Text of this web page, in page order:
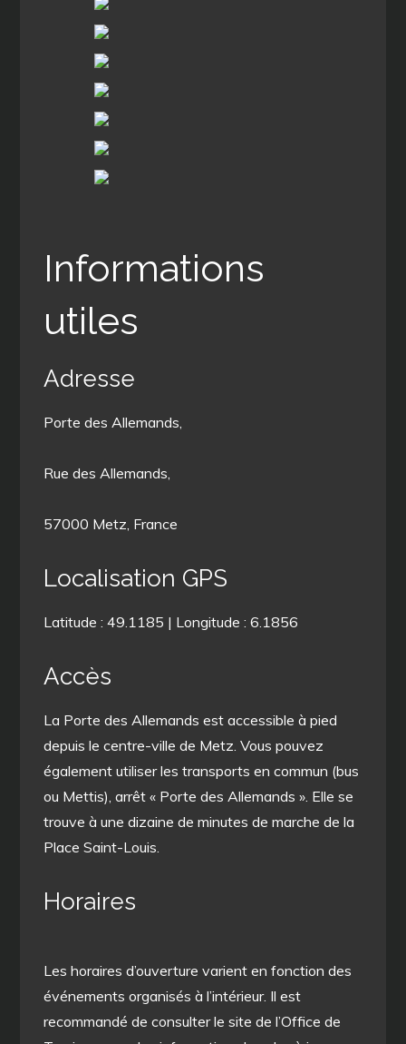
Informations
utiles
Adresse
Porte des Allemands,
Rue des Allemands,
57000 Metz, France
Localisation GPS
Latitude : 49.1185 | Longitude : 6.1856
Accès
La Porte des Allemands est accessible à pied
depuis le centre-ville de Metz. Vous pouvez
également utiliser les transports en commun (bus
ou Mettis), arrêt « Porte des Allemands ». Elle se
trouve à une dizaine de minutes de marche de la
Place Saint-Louis.
Horaires
Les horaires d’ouverture varient en fonction des
événements organisés à l’intérieur. Il est
recommandé de consulter le site de l’Office de